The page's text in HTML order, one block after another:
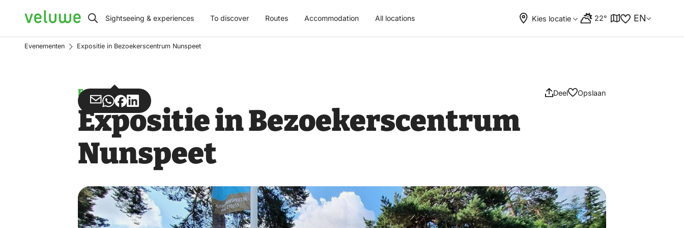
Veluwe Sightseeing & experiences To discover Routes Accommodation All locations Kies locatie 22° EN
Evenementen Expositie in Bezoekerscentrum Nunspeet
Event Deel
Share
via
Email
Share
via
WhatsApp
Share
on
Facebook
Share
on
Opslaan
Expositie in Bezoekerscentrum
Nunspeet